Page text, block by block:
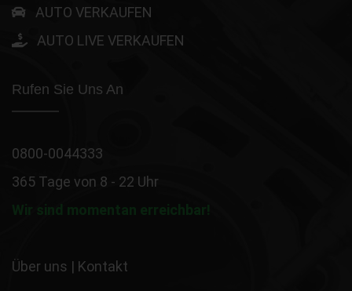
AUTO VERKAUFEN
AUTO LIVE VERKAUFEN
Rufen Sie Uns An
0800-0044333
365 Tage von 8 - 22 Uhr
Wir sind momentan erreichbar!
Über uns | Kontakt